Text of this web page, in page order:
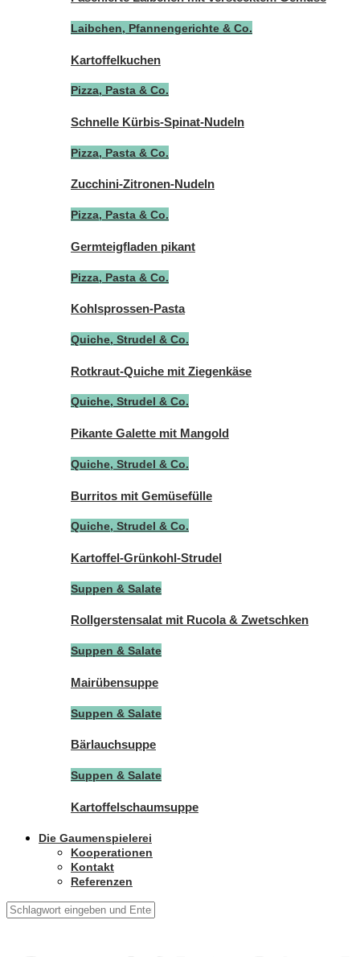
Laibchen, Pfannengerichte & Co.
Kartoffelkuchen
Pizza, Pasta & Co.
Schnelle Kürbis-Spinat-Nudeln
Pizza, Pasta & Co.
Zucchini-Zitronen-Nudeln
Pizza, Pasta & Co.
Germteigfladen pikant
Pizza, Pasta & Co.
Kohlsprossen-Pasta
Quiche, Strudel & Co.
Rotkraut-Quiche mit Ziegenkäse
Quiche, Strudel & Co.
Pikante Galette mit Mangold
Quiche, Strudel & Co.
Burritos mit Gemüsefülle
Quiche, Strudel & Co.
Kartoffel-Grünkohl-Strudel
Suppen & Salate
Rollgerstensalat mit Rucola & Zwetschken
Suppen & Salate
Mairübensuppe
Suppen & Salate
Bärlauchsuppe
Suppen & Salate
Kartoffelschaumsuppe
Die Gaumenspielerei
Kooperationen
Kontakt
Referenzen